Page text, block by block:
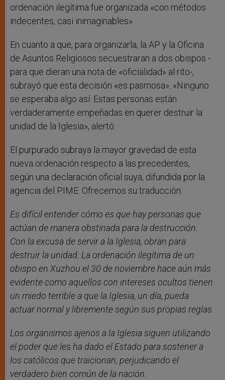
ordenación ilegítima fue organizada «con métodos
indecentes, casi inimaginables».
En cuanto a que, para organizarla, la AP y la Oficina
de Asuntos Religiosos secuestraran a dos obispos -
para que dieran una nota de «oficialidad» al rito-,
subrayó que esta decisión «es pasmosa». «Ninguno
se esperaba algo así. Estas personas están
verdaderamente empeñadas en querer destruir la
unidad de la Iglesia», alertó.
El purpurado subraya la mayor gravedad de esta
nueva ordenación respecto a las precedentes,
según una declaración oficial suya, difundida por la
agencia del PIME. Ofrecemos su traducción:
Es difícil entender cómo es que hay personas que
actúan de manera obstinada para la destrucción.
Con la excusa de servir a la Iglesia, obran para
destruir la unidad. La ordenación ilegítima de un
obispo en Xuzhou el 30 de noviembre hace aún más
evidente como aquellos con intereses ocultos tienen
un miedo terrible a que la Iglesia, un día, pueda
actuar normal y libremente según sus propias reglas.
Los organismos ajenos a la Iglesia siguen utilizando
el poder que les ha dado el Estado para sostener a
los católicos que traicionan, perjudicando el
verdadero bien común de la nación.